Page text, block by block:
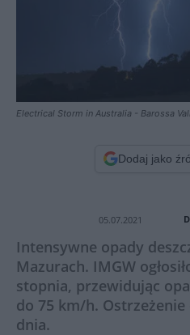
Electrical Storm in Australia - Barossa
Dodaj jako
05.07.2021
Intensywne opady
Mazurach. IMGW
stopnia, przewidując
do 75 km/h.
dnia.